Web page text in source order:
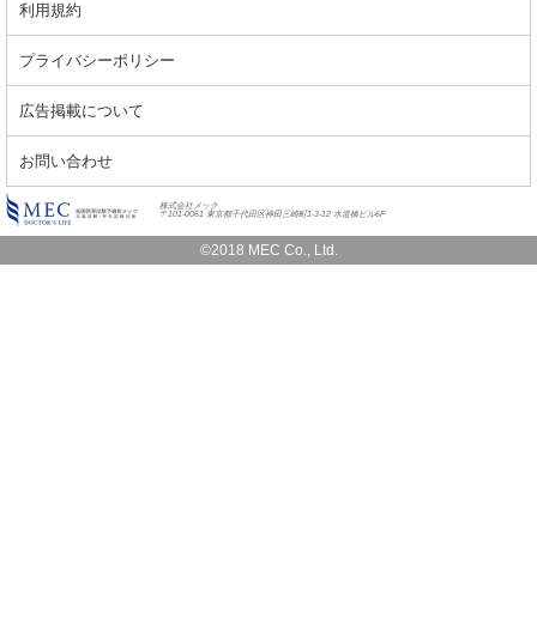
利用規約
プライバシーポリシー
広告掲載について
お問い合わせ
株式会社メック
〒101-0061 東京都千代田区神田三崎町1-3-12 水道橋ビル6F
©2018 MEC Co., Ltd.